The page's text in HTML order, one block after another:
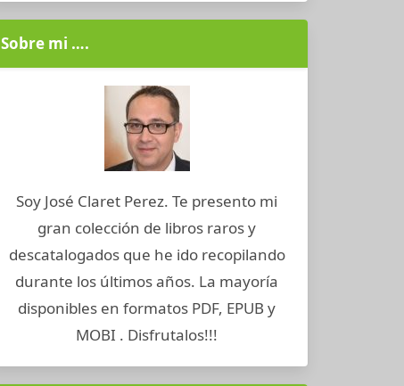
Sobre mi ….
Soy José Claret Perez. Te presento mi
gran colección de libros raros y
descatalogados que he ido recopilando
durante los últimos años. La mayoría
disponibles en formatos PDF, EPUB y
MOBI . Disfrutalos!!!